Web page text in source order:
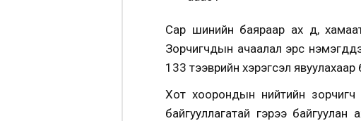
Сар шинийн баяраар ах дүү,
Зорчигчдын ачаалал эрс
133 тээврийн хэрэгсэл
Хот хоорондын нийтийн зорчигч
байгууллагатай гэрээ